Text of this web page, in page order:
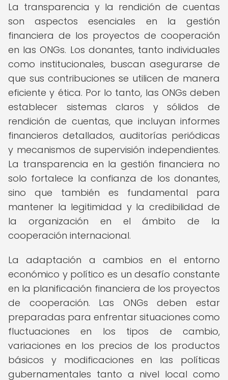
La transparencia y la rendición de cuentas
son aspectos esenciales en la gestión
financiera de los proyectos de cooperación
en las ONGs. Los donantes, tanto individuales
como institucionales, buscan asegurarse de
que sus contribuciones se utilicen de manera
eficiente y ética. Por lo tanto, las ONGs deben
establecer sistemas claros y sólidos de
rendición de cuentas, que incluyan informes
financieros detallados, auditorías periódicas
y mecanismos de supervisión independientes.
La transparencia en la gestión financiera no
solo fortalece la confianza de los donantes,
sino que también es fundamental para
mantener la legitimidad y la credibilidad de
la organización en el ámbito de la
cooperación internacional.
La adaptación a cambios en el entorno
económico y político es un desafío constante
en la planificación financiera de los proyectos
de cooperación. Las ONGs deben estar
preparadas para enfrentar situaciones como
fluctuaciones en los tipos de cambio,
variaciones en los precios de los productos
básicos y modificaciones en las políticas
gubernamentales tanto a nivel local como